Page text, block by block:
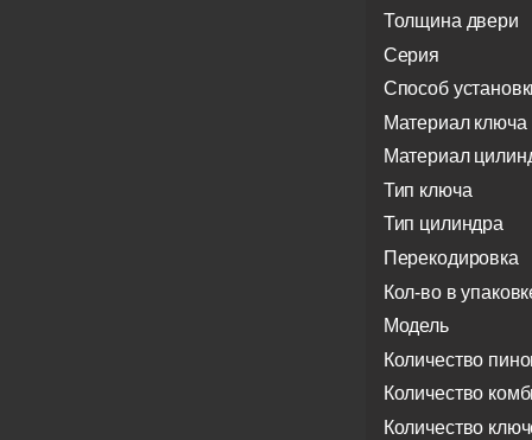
Толщина двери
Серия
Способ
Материал ключа
Материал
Тип ключа
Тип цилиндра
Перекодировка
Кол-во в
Модель
Количество
Количество
Количество